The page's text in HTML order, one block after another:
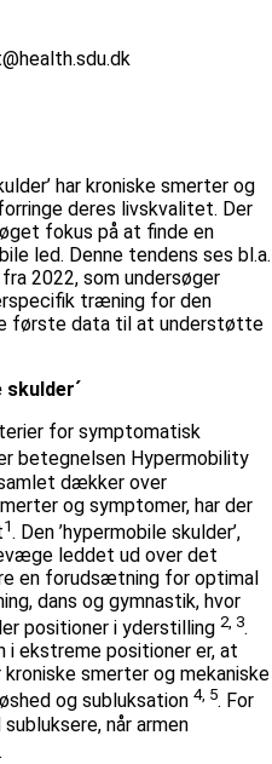
har kroniske smerter og
deres livskvalitet. Der
fokus på at finde en
led. Denne tendens ses bl.a.
2022, som undersøger
træning for den
første data til at understøtte
skulder´
for symptomatisk
betegnelsen Hypermobility
dækker over
og symptomer, har der
1. Den ’hypermobile skulder’,
leddet ud over det
en forudsætning for optimal
dans og gymnastik, hvor
positioner i yderstilling 2, 3.
i ekstreme positioner er, at
smerter og mekaniske
og subluksation 4, 5. For
når armen
.